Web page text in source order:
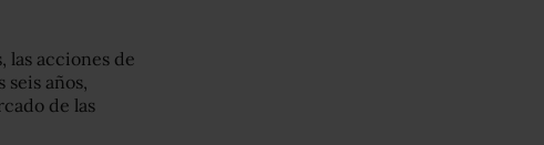
las acciones de
años,
de las